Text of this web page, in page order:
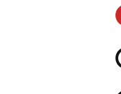
Neem je